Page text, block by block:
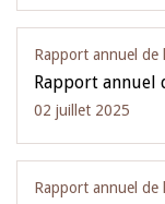
Rapport annuel de
Rapport annuel
02 juillet 2025
Rapport annuel de